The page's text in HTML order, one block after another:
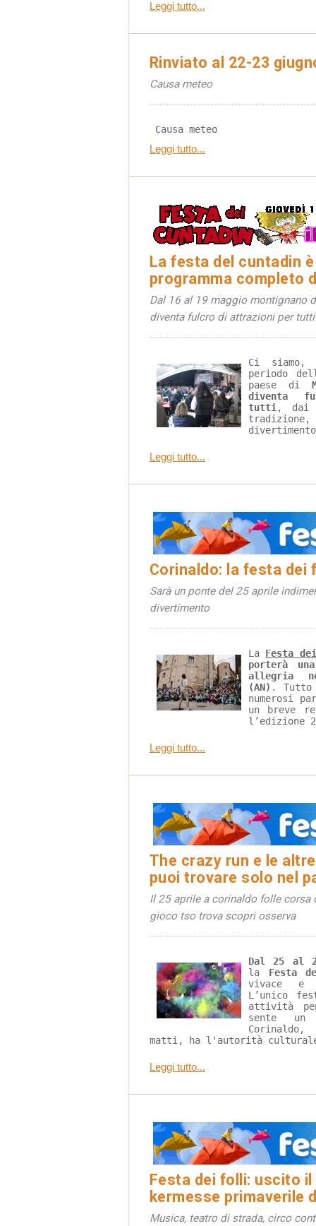
Leggi tutto...
Rinviato al 22-23
Causa meteo
Causa meteo
Leggi tutto...
La festa del cuntadin
programma completo
Dal 16 al 19 maggio montignano
diventa fulcro di attrazioni per tutti
Ci
periodo
paese di
diventa
tutti , dai
Leggi tutto...
Corinaldo: la festa dei
Sarà un ponte del 25 aprile
divertimento
La Festa
porterà
allegria
(AN) .
numerosi
un breve
l’edizione
Leggi tutto...
The crazy run e le
puoi trovare solo nel
Il 25 aprile a corinaldo folle
gioco tso trova scopri osserva
Dal 25 al
la Festa
vivace e
L’unico
attività
sente
matti, ha l'autorità culturale
Leggi tutto...
Festa dei folli: uscito
kermesse primaverile
Musica, teatro di strada, circo